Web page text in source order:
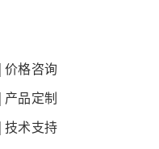
价格咨询
产品定制
技术支持